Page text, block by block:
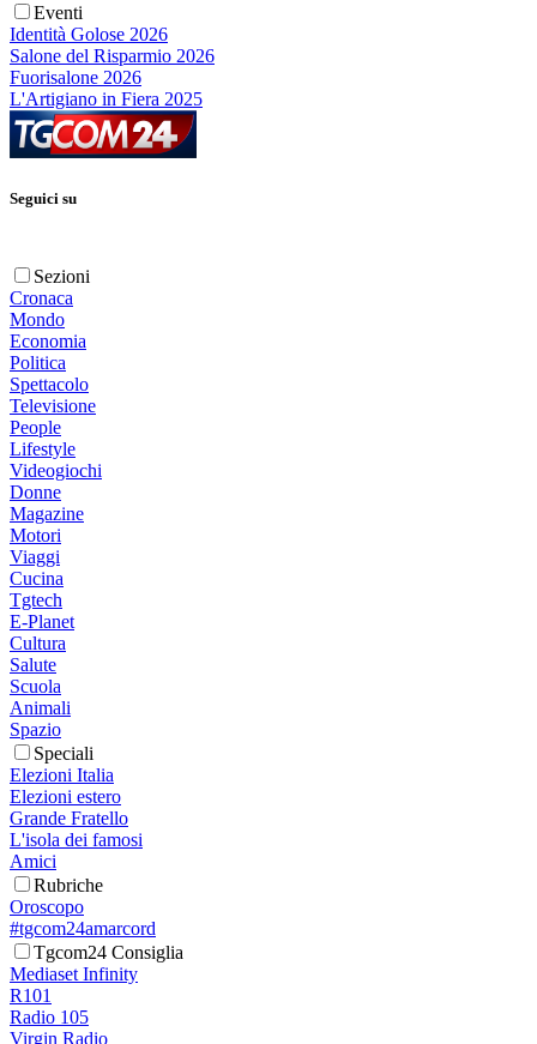
Eventi
Identità Golose 2026
Salone del Risparmio 2026
Fuorisalone 2026
L'Artigiano in Fiera 2025
Seguici su
Sezioni
Cronaca
Mondo
Economia
Politica
Spettacolo
Televisione
People
Lifestyle
Videogiochi
Donne
Magazine
Motori
Viaggi
Cucina
Tgtech
E-Planet
Cultura
Salute
Scuola
Animali
Spazio
Speciali
Elezioni Italia
Elezioni estero
Grande Fratello
L'isola dei famosi
Amici
Rubriche
Oroscopo
#tgcom24amarcord
Tgcom24 Consiglia
Mediaset Infinity
R101
Radio 105
Virgin Radio